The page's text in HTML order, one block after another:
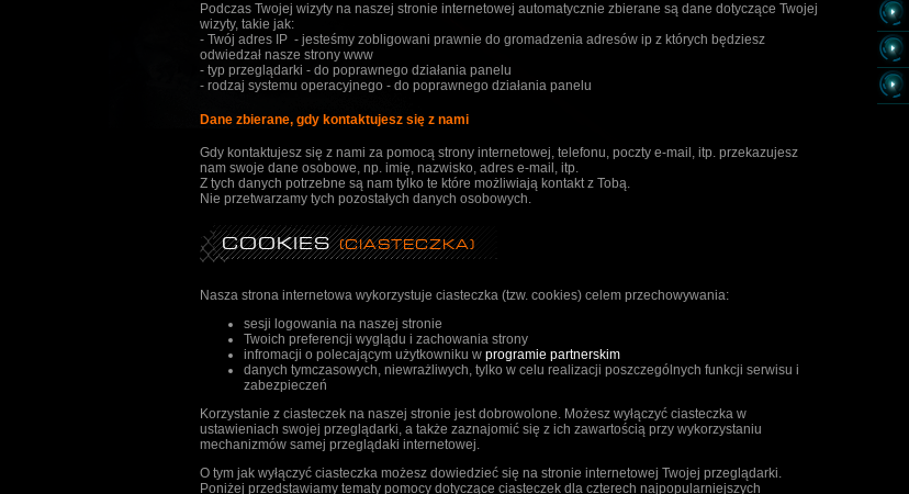
Podczas Twojej wizyty na naszej stronie internetowej automatycznie zbierane są dane dotyczące Twojej
wizyty, takie jak:
- Twój adres IP - jesteśmy zobligowani prawnie do gromadzenia adresów ip z których będziesz
odwiedzał nasze strony www
- typ przeglądarki - do poprawnego działania panelu
- rodzaj systemu operacyjnego - do poprawnego działania panelu
Dane zbierane, gdy kontaktujesz się z nami
Gdy kontaktujesz się z nami za pomocą strony internetowej, telefonu, poczty e-mail, itp. przekazujesz
nam swoje dane osobowe, np. imię, nazwisko, adres e-mail, itp.
Z tych danych potrzebne są nam tylko te które możliwiają kontakt z Tobą.
Nie przetwarzamy tych pozostałych danych osobowych.
COOKIES(CIASTECZKA)
Nasza strona internetowa wykorzystuje ciasteczka (tzw. cookies) celem przechowywania:
sesji logowania na naszej stronie
Twoich preferencji wyglądu i zachowania strony
infromacji o polecającym użytkowniku w programie partnerskim
danych tymczasowych, niewrażliwych, tylko w celu realizacji poszczególnych funkcji serwisu i
zabezpieczeń
Korzystanie z ciasteczek na naszej stronie jest dobrowolone. Możesz wyłączyć ciasteczka w
ustawieniach swojej przeglądarki, a także zaznajomić się z ich zawartością przy wykorzystaniu
mechanizmów samej przeglądaki internetowej.
O tym jak wyłączyć ciasteczka możesz dowiedzieć się na stronie internetowej Twojej przeglądarki.
Poniżej przedstawiamy tematy pomocy dotyczące ciasteczek dla czterech najpopularniejszych